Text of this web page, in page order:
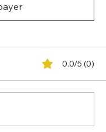
0.0/5 (0)